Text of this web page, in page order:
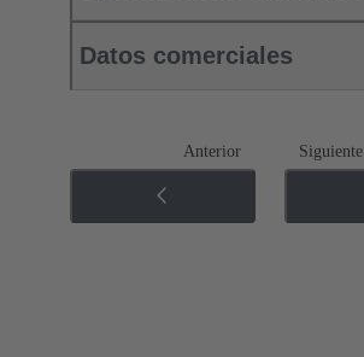
Datos comerciales
Anterior Siguiente